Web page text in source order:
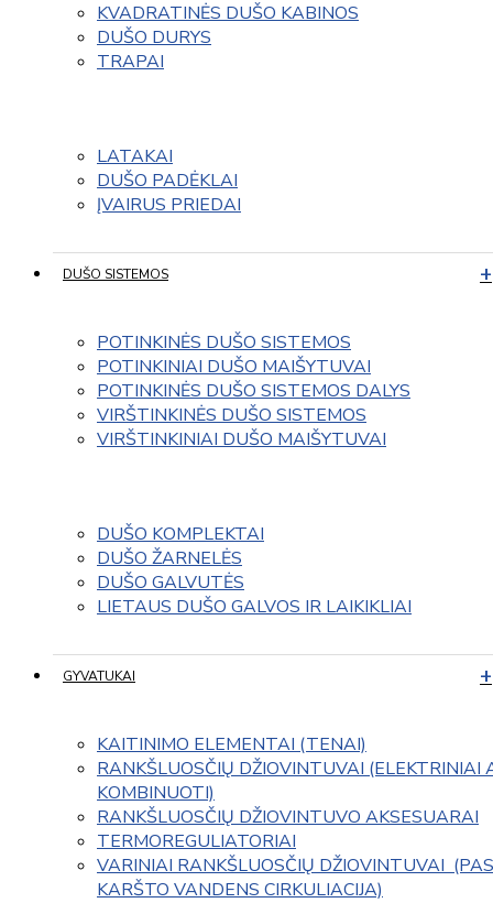
KVADRATINĖS DUŠO KABINOS
DUŠO DURYS
TRAPAI
LATAKAI
DUŠO PADĖKLAI
ĮVAIRUS PRIEDAI
DUŠO SISTEMOS
POTINKINĖS DUŠO SISTEMOS
POTINKINIAI DUŠO MAIŠYTUVAI
POTINKINĖS DUŠO SISTEMOS DALYS
VIRŠTINKINĖS DUŠO SISTEMOS
VIRŠTINKINIAI DUŠO MAIŠYTUVAI
DUŠO KOMPLEKTAI
DUŠO ŽARNELĖS
DUŠO GALVUTĖS
LIETAUS DUŠO GALVOS IR LAIKIKLIAI
GYVATUKAI
KAITINIMO ELEMENTAI (TENAI)
RANKŠLUOSČIŲ DŽIOVINTUVAI (ELEKTRINIAI
KOMBINUOTI)
RANKŠLUOSČIŲ DŽIOVINTUVO AKSESUARAI
TERMOREGULIATORIAI
VARINIAI RANKŠLUOSČIŲ DŽIOVINTUVAI
KARŠTO VANDENS CIRKULIACIJA)